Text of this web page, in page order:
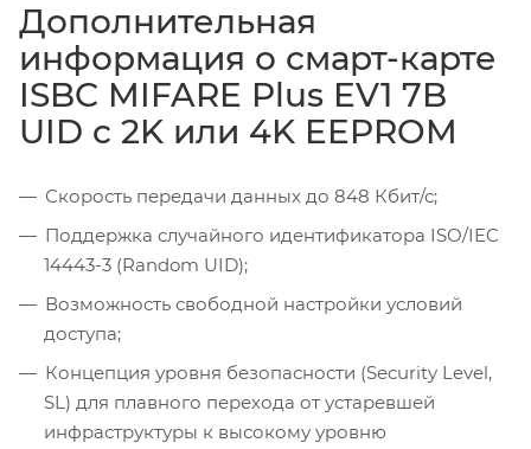
Дополнительная
информация о смарт-карте
ISBC MIFARE Plus EV1 7B
UID c 2K или 4K EEPROM
Скорость передачи данных до 848 Кбит/с;
Поддержка случайного идентификатора ISO/IEC
14443-3 (Random UID);
Возможность свободной настройки условий
доступа;
Концепция уровня безопасности (Security Level,
SL) для плавного перехода от устаревшей
инфраструктуры к высокому уровню